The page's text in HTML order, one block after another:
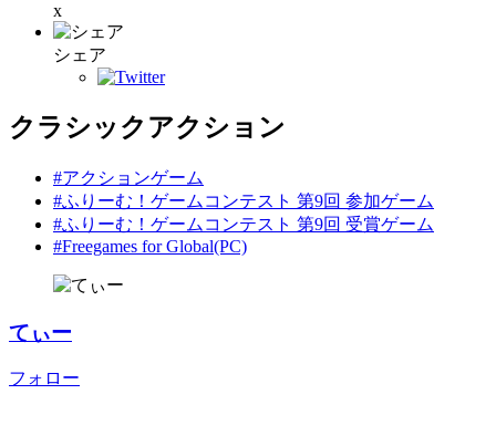
x
シェア
クラシックアクション
#アクションゲーム
#ふりーむ！ゲームコンテスト 第9回 参加ゲーム
#ふりーむ！ゲームコンテスト 第9回 受賞ゲーム
#Freegames for Global(PC)
てぃー
フォロー